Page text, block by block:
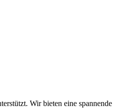
Wir bieten eine spannende